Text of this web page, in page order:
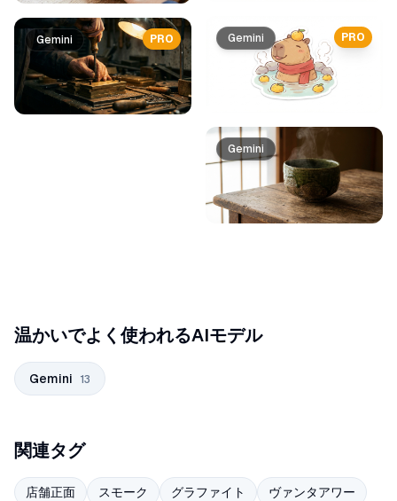
PRO
Gemini PRO
Gemini
Gemini
温かいでよく使われるAIモデル
Gemini 13
関連タグ
店舗正面 スモーク グラファイト
ヴァンタアワー